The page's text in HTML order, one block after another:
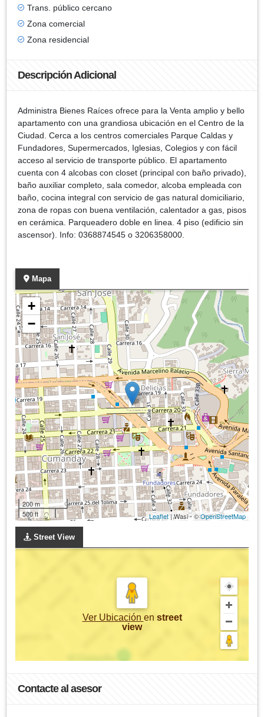
Trans. público cercano
Zona comercial
Zona residencial
Descripción Adicional
Administra Bienes Raíces ofrece para la Venta amplio y bello
apartamento con una grandiosa ubicación en el Centro de la
Ciudad. Cerca a los centros comerciales Parque Caldas y
Fundadores, Supermercados, Iglesias, Colegios y con fácil
acceso al servicio de transporte público. El apartamento
cuenta con 4 alcobas con closet (principal con baño privado),
baño auxiliar completo, sala comedor, alcoba empleada con
baño, cocina integral con servicio de gas natural domiciliario,
zona de ropas con buena ventilación, calentador a gas, pisos
en cerámica. Parqueadero doble en linea. 4 piso (edificio sin
ascensor). Info: 0368874545 o 3206358000.
Mapa
+
−
200 m
500 ft
Leaflet| Wasi - ©OpenStreetMap
Street View
Ver Ubicación en street
view
Contacte al asesor